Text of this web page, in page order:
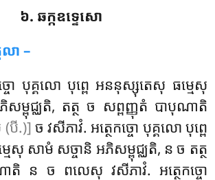
៦. ឆក្កឧទ្ទេសោ
លា –
ចោ បុគ្គលោ បុព្ពេ អននុស្សុតេសុ ធម្មេសុ
សម្ពុជ្ឈតិ, តត្ថ ច សព្ពញ្ញុតំ បាបុណាតិ
បី.)] ច វសីភាវំ. អត្ថេកច្ចោ បុគ្គលោ បុព្ពេ
េសុ សាមំ សច្ចានិ អភិសម្ពុជ្ឈតិ, ន ច តត្ថ
តិ ន ច ពលេសុ វសីភាវំ. អត្ថេកច្ចោ